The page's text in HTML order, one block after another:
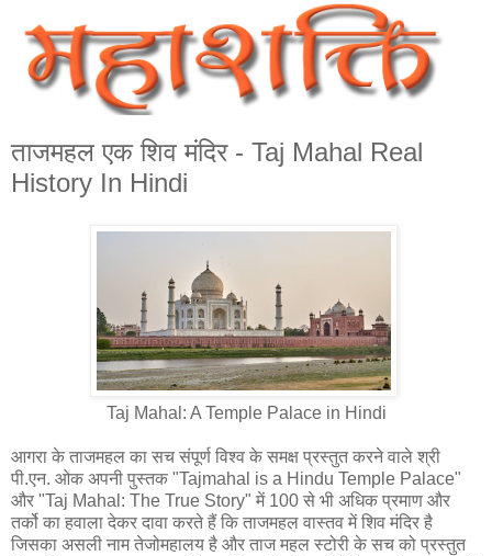
ताजमहल एक शिव मंदिर - Taj Mahal Real
History In Hindi
Taj Mahal: A Temple Palace in Hindi
आगरा के ताजमहल का सच संपूर्ण विश्व के समक्ष प्रस्तुत करने वाले श्री
पी.एन. ओक अपनी पुस्तक "Tajmahal is a Hindu Temple Palace"
और "Taj Mahal: The True Story" में 100 से भी अधिक प्रमाण और
तर्को का हवाला देकर दावा करते हैं कि ताजमहल वास्तव में शिव मंदिर है
जिसका असली नाम तेजोमहालय है और ताज महल स्टोरी के सच को प्रस्तुत